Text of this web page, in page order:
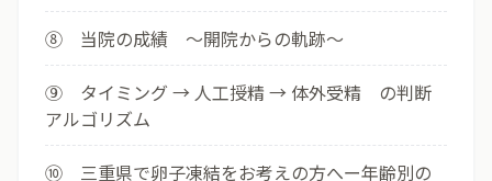
⑧ 当院の成績 ～開院からの軌跡～
⑨ タイミング → 人工授精 → 体外受精 の判断
アルゴリズム
⑩ 三重県で卵子凍結をお考えの方へー年齢別の